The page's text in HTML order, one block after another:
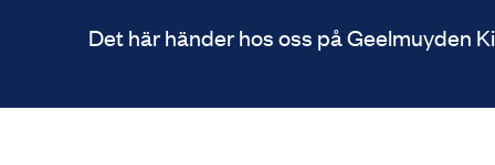
Det här händer hos oss på Geelmuyden